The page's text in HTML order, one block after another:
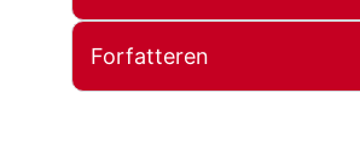
Forfatteren